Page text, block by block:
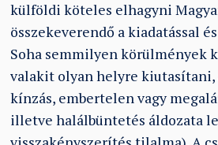
külföldi köteles elhagyni
összekeverendő a kiadatással és
Soha semmilyen körülmények
valakit olyan helyre kiutasítani,
kínzás, embertelen vagy
illetve halálbüntetés áldozata